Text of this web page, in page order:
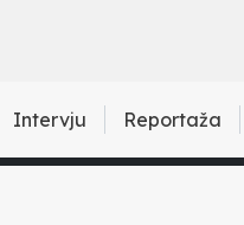
Intervju Reportaža